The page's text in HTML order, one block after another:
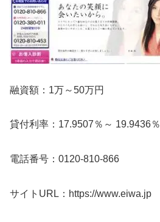
融資額：1万～50万円
貸付利率：17.9507％～ 19.9436％
電話番号：0120-810-866
サイトURL：https://www.eiwa.jp